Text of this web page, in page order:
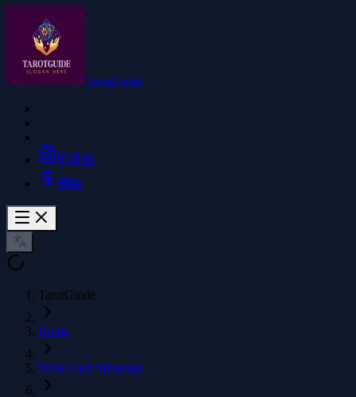
TarotGuide
部落格
價格
TarotGuide
Home
Tarot Card Meanings